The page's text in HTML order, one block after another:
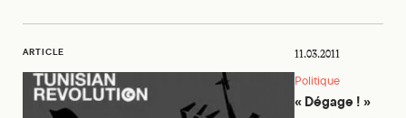
ARTICLE 11.03.2011
Politique
« Dégage ! »